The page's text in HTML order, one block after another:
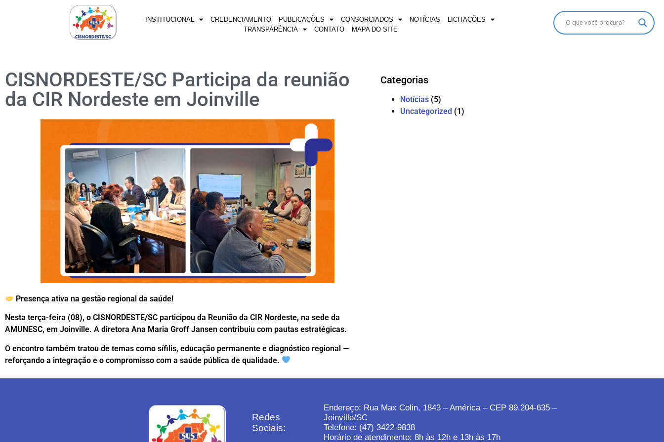
INSTITUCIONAL CREDENCIAMENTO PUBLICAÇÕES CONSORCIADOS NOTÍCIAS
LICITAÇÕES
TRANSPARÊNCIA
CONTATO MAPA DO SITE
CISNORDESTE/SC Participa da reunião
da CIR Nordeste em Joinville
Presença ativa na gestão regional da saúde!
Nesta terça-feira (08), o CISNORDESTE/SC participou da Reunião da CIR Nordeste, na sede da
AMUNESC, em Joinville. A diretora Ana Maria Groff Jansen contribuiu com pautas estratégicas.
O encontro também tratou de temas como sífilis, educação permanente e diagnóstico regional —
reforçando a integração e o compromisso com a saúde pública de qualidade.
Categorias
Notícias(5)
Uncategorized (1)
Redes
Sociais:
Endereço: Rua Max Colin, 1843 – América – CEP 89.204-635 –
Joinville/SC
Telefone: (47) 3422-9838
Horário de atendimento: 8h às 12h e 13h às 17h